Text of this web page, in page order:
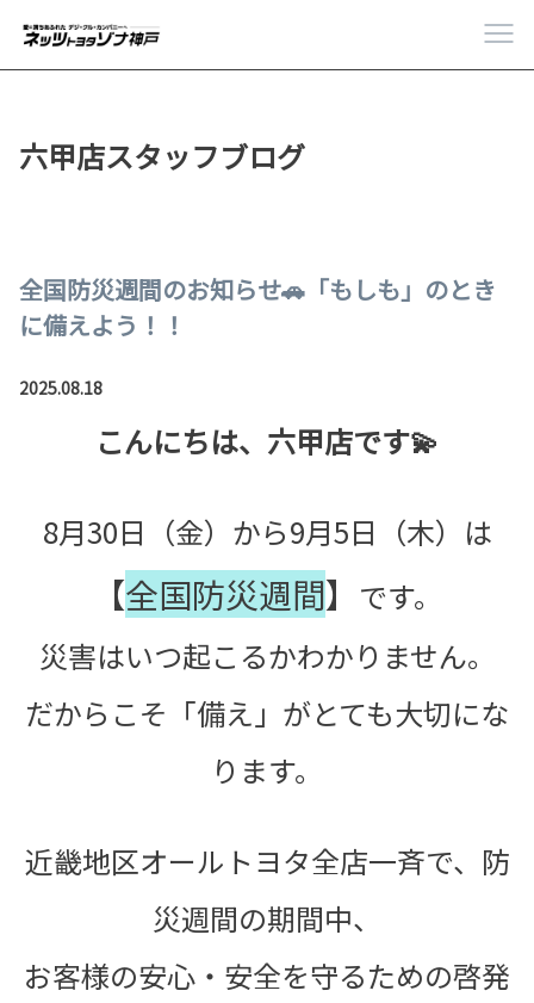
六甲店スタッフブログ
全国防災週間のお知らせ🚗「もしも」のとき
に備えよう！！
2025.08.18
こんにちは、六甲店です💫
8月30日（金）から9月5日（木）は
【全国防災週間】 です。
災害はいつ起こるかわかりません。
だからこそ「備え」 がとても大切にな
ります。
近畿地区オールトヨタ全店一斉で、防
災週間の期間中、
お客様の安心・ 安全を守るための啓発